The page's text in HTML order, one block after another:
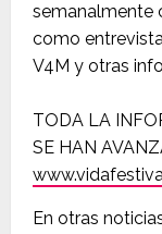
semanalmente
como
V4M y otras
TODA LA
SE HAN
En otras